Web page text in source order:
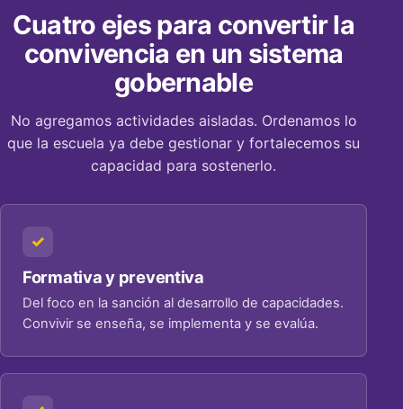
Cuatro ejes para convertir la
convivencia en un sistema
gobernable
No agregamos actividades aisladas. Ordenamos lo
que la escuela ya debe gestionar y fortalecemos su
capacidad para sostenerlo.
Formativa y preventiva
Del foco en la sanción al desarrollo de capacidades.
Convivir se enseña, se implementa y se evalúa.